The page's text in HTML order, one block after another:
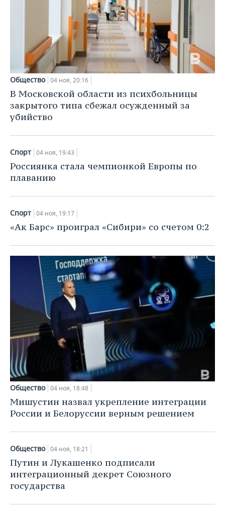
Общество 04 ноя, 20:16
В Московской области из психбольницы
закрытого типа сбежал осужденный за
убийство
Спорт 04 ноя, 19:43
Россиянка стала чемпионкой Европы по
плаванию
Спорт 04 ноя, 19:17
«Ак Барс» проиграл «Сибири» со счетом 0:2
Общество 04 ноя, 18:48
Мишустин назвал укрепление интеграции
России и Белоруссии верным решением
Общество 04 ноя, 18:21
Путин и Лукашенко подписали
интеграционный декрет Союзного
государства